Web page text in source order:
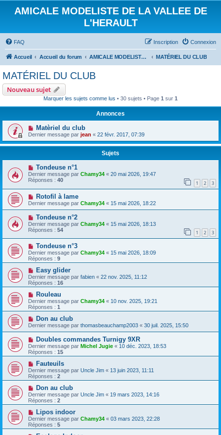
AMICALE MODELISTE DE LA VALLEE DE
L'HERAULT
FAQ Connexion
Inscription
Accueil Accueil du forum AMICALE MODELISTE DE LA VALLEE DE L'HERAULT MATÉRIEL DU CLUB
MATÉRIEL DU CLUB
Nouveau sujet
Marquer les sujets comme lus • 30 sujets • Page 1 sur 1
Annonces
Matèriel du club
Dernier message par jean « 22 févr. 2017, 07:39
Sujets
Tondeuse n°1
Dernier message par Chamy34 « 20 mai 2026, 19:47
Réponses : 40 1 2 3
Rotofil à lame
Dernier message par Chamy34 « 15 mai 2026, 18:22
Tondeuse n°2
Dernier message par Chamy34 « 15 mai 2026, 18:13
Réponses : 54 1 2 3
Tondeuse n°3
Dernier message par Chamy34 « 15 mai 2026, 18:09
Réponses : 9
Easy glider
Dernier message par fabien « 22 nov. 2025, 11:12
Réponses : 16
Rouleau
Dernier message par Chamy34 « 10 nov. 2025, 19:21
Réponses : 1
Don au club
Dernier message par thomasbeauchamp2003 « 30 juil. 2025, 15:50
Doubles commandes Turnigy 9XR
Dernier message par Michel Jugie « 10 déc. 2023, 18:53
Réponses : 15
Fauteuils
Dernier message par Uncle Jim « 13 juin 2023, 11:11
Réponses : 2
Don au club
Dernier message par Uncle Jim « 19 mars 2023, 14:16
Réponses : 2
Lipos indoor
Dernier message par Chamy34 « 03 mars 2023, 22:28
Réponses : 5